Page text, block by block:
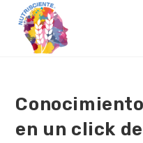
en un click de